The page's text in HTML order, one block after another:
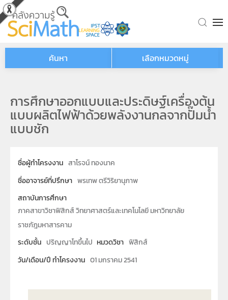
Skip to main content
ค้นหา เลือกหมวดหมู่
การศึกษาออกแบบและประดิษฐ์เครื่องต้น
แบบผลิตไฟฟ้าด้วยพลังงานกลจากปั๊มน้ำ
แบบชัก
ชื่อผู้ทำโครงงาน สาโรจน์ ทองนาค
ชื่ออาจารย์ที่ปรึกษา พรเทพ ตรีวิริยานุภาพ
สถาบันการศึกษา
ภาคสาขาวิชาฟิสิกส์ วิทยาศาสตร์และเทคโนโลยี มหาวิทยาลัย
ราชภัฎมหาสารคาม
ระดับชั้น ปริญญาโทขึ้นไป หมวดวิชา ฟิสิกส์
วัน/เดือน/ปี ทำโครงงาน 01 มกราคม 2541